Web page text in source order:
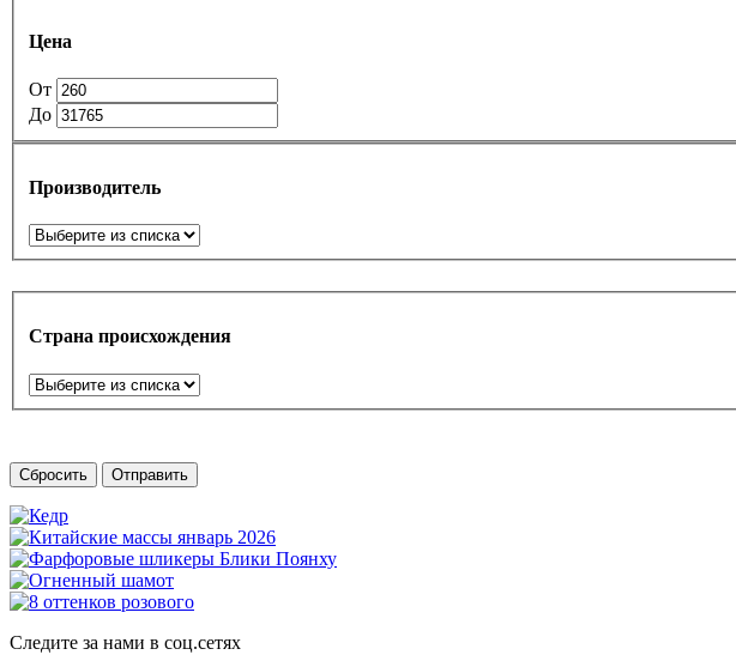
Цена
От
До
Производитель
Страна происхождения
Сбросить Отправить
Следите за нами в соц.сетях